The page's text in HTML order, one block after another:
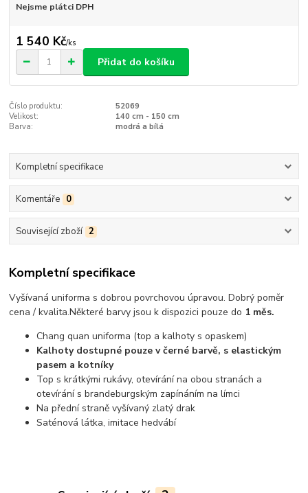
Nejsme plátci DPH
1 540 Kč/ks
Přidat do košíku
Číslo produktu:
52069
Velikost:
140 cm - 150 cm
Barva:
modrá a bílá
Kompletní specifikace
Komentáře 0
Související zboží 2
Kompletní specifikace
Vyšívaná uniforma s dobrou povrchovou úpravou. Dobrý poměr
cena / kvalita.Některé barvy jsou k dispozici pouze do 1 měs.
Chang quan uniforma (top a kalhoty s opaskem)
Kalhoty dostupné pouze v černé barvě, s elastickým
pasem a kotníky
Top s krátkými rukávy, otevírání na obou stranách a
otevírání s brandeburgským zapínáním na límci
Na přední straně vyšívaný zlatý drak
Saténová látka, imitace hedvábí